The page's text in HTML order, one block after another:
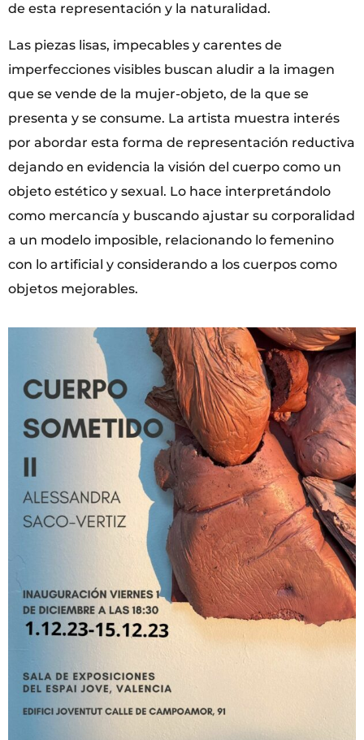
de esta representación y la naturalidad.
Las piezas lisas, impecables y carentes de
imperfecciones visibles buscan aludir a la imagen
que se vende de la mujer-objeto, de la que se
presenta y se consume. La artista muestra interés
por abordar esta forma de representación reductiva
dejando en evidencia la visión del cuerpo como un
objeto estético y sexual. Lo hace interpretándolo
como mercancía y buscando ajustar su corporalidad
a un modelo imposible, relacionando lo femenino
con lo artificial y considerando a los cuerpos como
objetos mejorables.